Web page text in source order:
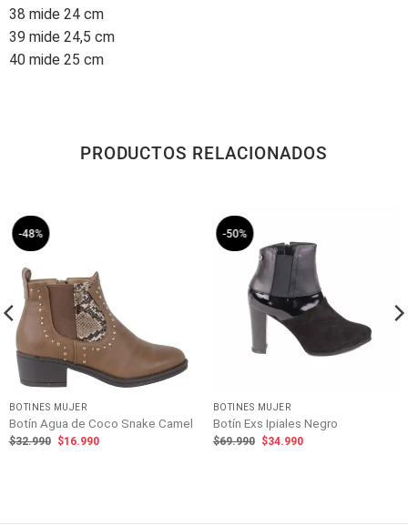
38 mide 24 cm
39 mide 24,5 cm
40 mide 25 cm
PRODUCTOS RELACIONADOS
-48%
BOTINES MUJER
Botín Agua de Coco Snake Camel
$32.990
El
$16.990El
-50%
BOTINES MUJER
Botín Exs Ipiales Negro
$69.990 El
$34.990El